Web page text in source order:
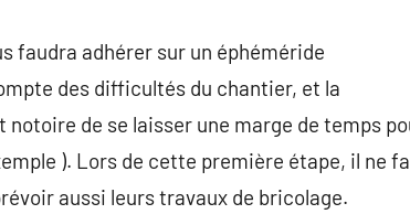
faudra adhérer sur un éphéméride
des difficultés du chantier, et la
de se laisser une marge de temps
). Lors de cette première étape, il ne
aussi leurs travaux de bricolage.